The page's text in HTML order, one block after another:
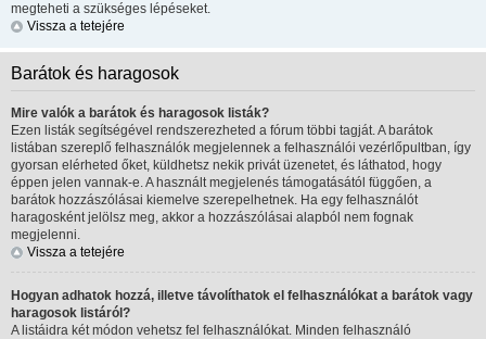
megteheti a szükséges lépéseket.
Vissza a tetejére
Barátok és haragosok
Mire valók a barátok és haragosok listák?
Ezen listák segítségével rendszerezheted a fórum többi tagját. A barátok
listában szereplő felhasználók megjelennek a felhasználói vezérlőpultban, így
gyorsan elérheted őket, küldhetsz nekik privát üzenetet, és láthatod, hogy
éppen jelen vannak-e. A használt megjelenés támogatásától függően, a
barátok hozzászólásai kiemelve szerepelhetnek. Ha egy felhasználót
haragosként jelölsz meg, akkor a hozzászólásai alapból nem fognak
megjelenni.
Vissza a tetejére
Hogyan adhatok hozzá, illetve távolíthatok el felhasználókat a barátok vagy
haragosok listáról?
A listáidra két módon vehetsz fel felhasználókat. Minden felhasználó